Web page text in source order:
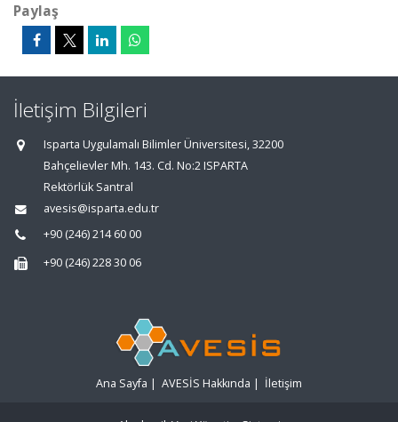
Paylaş
İletişim Bilgileri
Isparta Uygulamalı Bilimler Üniversitesi, 32200
Bahçelievler Mh. 143. Cd. No:2 ISPARTA
Rektörlük Santral
avesis@isparta.edu.tr
+90 (246) 214 60 00
+90 (246) 228 30 06
Ana Sayfa | AVESİS Hakkında | İletişim